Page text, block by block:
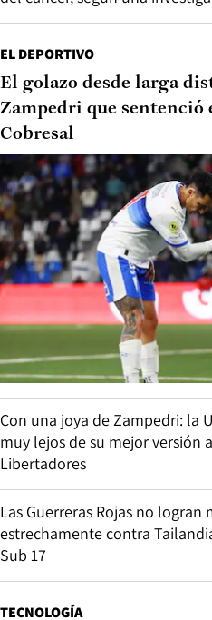
EL DEPORTIVO
El golazo desde larga
Zampedri que
Cobresal
Con una joya de Zampedri: la
muy lejos de su mejor versión
Libertadores
Las Guerreras Rojas no
estrechamente contra
Sub 17
TECNOLOGÍA